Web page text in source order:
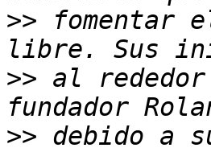
>> fomentar
>> al rededor
>> debido a